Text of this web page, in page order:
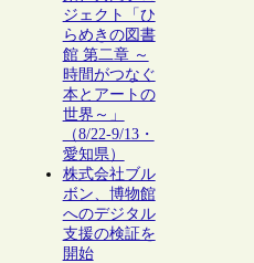
ジェクト「ひ
らめきの図書
館 第二章 ～
時間がつなぐ
本とアートの
世界～」
（8/22-9/13・
愛知県）
株式会社ブル
ボン、博物館
へのデジタル
支援の検証を
開始